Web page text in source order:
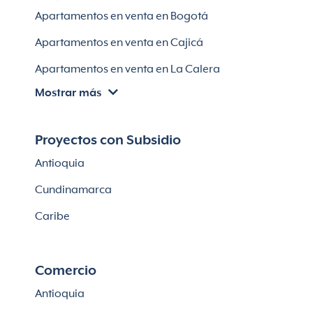
Apartamentos en venta en Bogotá
Apartamentos en venta en Cajicá
Apartamentos en venta en La Calera
Apartamentos en venta en Chía
Casas en Cajicá
Mostrar más
Proyectos con Subsidio
Antioquia
Cundinamarca
Caribe
Comercio
Antioquia